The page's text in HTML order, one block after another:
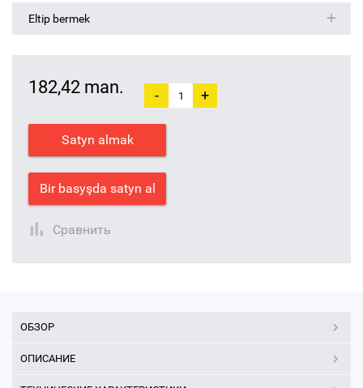
Eltip bermek
182,42 man. - +
Satyn almak
Bir basyşda satyn al
Сравнить
ОБЗОР
ОПИСАНИЕ